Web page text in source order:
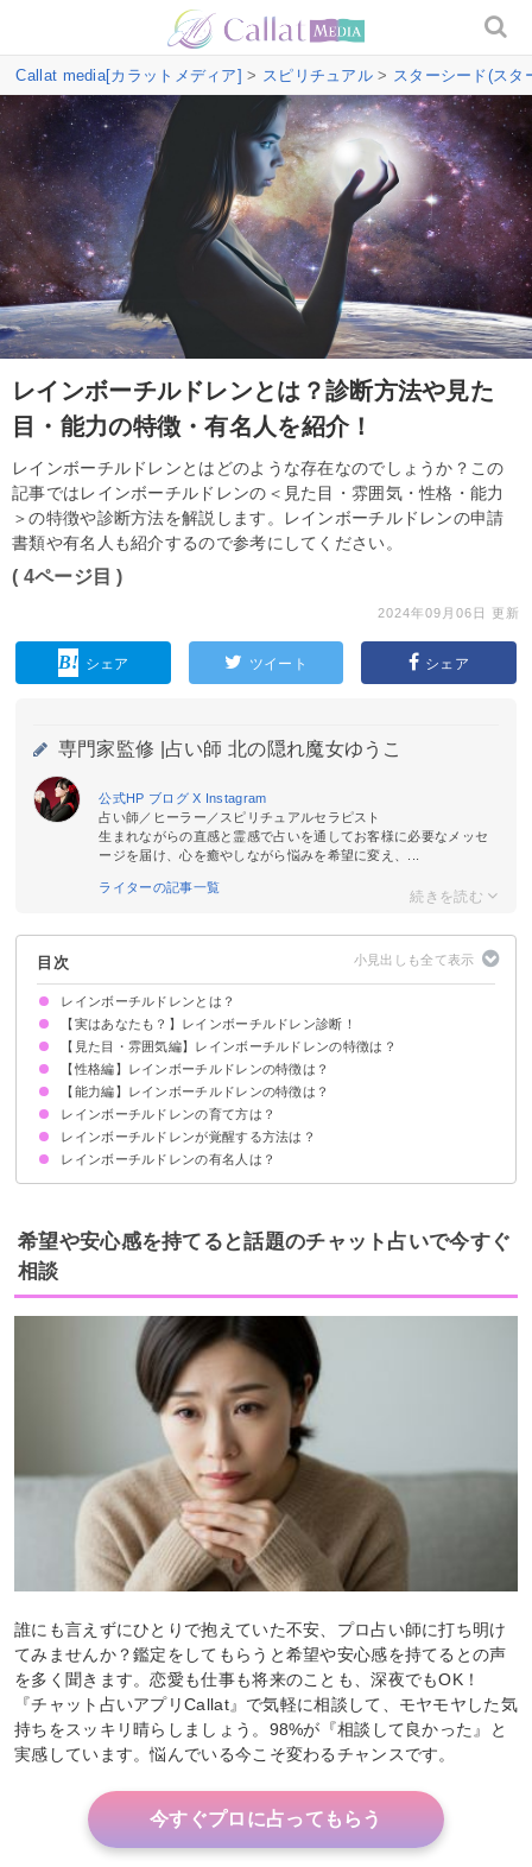
Callat media[カラットメディア] > スピリチュアル > スターシード(スタ
レインボーチルドレンとは？診断方法や見た
目・能力の特徴・有名人を紹介！
レインボーチルドレンとはどのような存在なのでしょうか？この
記事ではレインボーチルドレンの＜見た目・雰囲気・性格・能力
＞の特徴や診断方法を解説します。レインボーチルドレンの申請
書類や有名人も紹介するので参考にしてください。
( 4ページ目 )
2024年09月06日 更新
シェア ツイート シェア
専門家監修 | 占い師 北の隠れ魔女ゆうこ
公式HP ブログX Instagram
占い師／ヒーラー／スピリチュアルセラピスト
生まれながらの直感と霊感で占いを通してお客様に必要なメッセ
ージを届け、心を癒やしながら悩みを希望に変え、...
ライターの記事一覧
目次
レインボーチルドレンとは？
地球の次元上昇を使命として転生してきたスターシードの一種
2005年以降に生まれてきた世代の中にいる
【実はあなたも？】レインボーチルドレン診断！
【見た目・雰囲気編】レインボーチルドレンの特徴は？
①レインボーオーラ
②キラキラとした目
③カラフルな服装
【性格編】レインボーチルドレンの特徴は？
①穢れを知らない純粋さ
②優しい強さがある
③繊細で直感力が強い
④忍耐力がある
【能力編】レインボーチルドレンの特徴は？
①スピリチュアル能力
②ヒーリング能力
③サイキック能力
レインボーチルドレンの育て方は？
レインボーチルドレンが覚醒する方法は？
レインボーチルドレンの有名人は？
レインボーチルドレンまりな
希望や安心感を持てると話題のチャット占いで今すぐ
相談
誰にも言えずにひとりで抱えていた不安、プロ占い師に打ち明け
てみませんか？鑑定をしてもらうと希望や安心感を持てるとの声
を多く聞きます。恋愛も仕事も将来のことも、深夜でもOK！
『チャット占いアプリCallat』で気軽に相談して、モヤモヤした気
持ちをスッキリ晴らしましょう。98%が『相談して良かった』と
実感しています。悩んでいる今こそ変わるチャンスです。
今すぐプロに占ってもらう